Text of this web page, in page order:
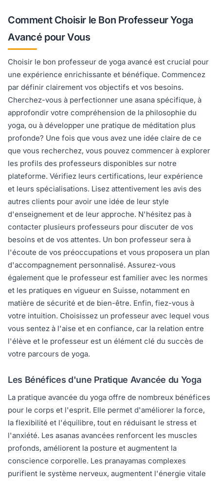
Comment Choisir le Bon Professeur Yoga
Avancé pour Vous
Choisir le bon professeur de yoga avancé est crucial pour
une expérience enrichissante et bénéfique. Commencez
par définir clairement vos objectifs et vos besoins.
Cherchez-vous à perfectionner une asana spécifique, à
approfondir votre compréhension de la philosophie du
yoga, ou à développer une pratique de méditation plus
profonde? Une fois que vous avez une idée claire de ce
que vous recherchez, vous pouvez commencer à explorer
les profils des professeurs disponibles sur notre
plateforme. Vérifiez leurs certifications, leur expérience
et leurs spécialisations. Lisez attentivement les avis des
autres clients pour avoir une idée de leur style
d'enseignement et de leur approche. N'hésitez pas à
contacter plusieurs professeurs pour discuter de vos
besoins et de vos attentes. Un bon professeur sera à
l'écoute de vos préoccupations et vous proposera un plan
d'accompagnement personnalisé. Assurez-vous
également que le professeur est familier avec les normes
et les pratiques en vigueur en Suisse, notamment en
matière de sécurité et de bien-être. Enfin, fiez-vous à
votre intuition. Choisissez un professeur avec lequel vous
vous sentez à l'aise et en confiance, car la relation entre
l'élève et le professeur est un élément clé du succès de
votre parcours de yoga.
Les Bénéfices d'une Pratique Avancée du Yoga
La pratique avancée du yoga offre de nombreux bénéfices
pour le corps et l'esprit. Elle permet d'améliorer la force,
la flexibilité et l'équilibre, tout en réduisant le stress et
l'anxiété. Les asanas avancées renforcent les muscles
profonds, améliorent la posture et augmentent la
conscience corporelle. Les pranayamas complexes
purifient le système nerveux, augmentent l'énergie vitale